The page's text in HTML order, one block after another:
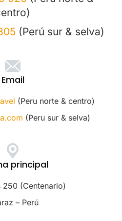
(Perú sur & selva)
Email
(Peru norte & centro)
(Peru sur & selva)
principal
250 (Centenario)
– Perú